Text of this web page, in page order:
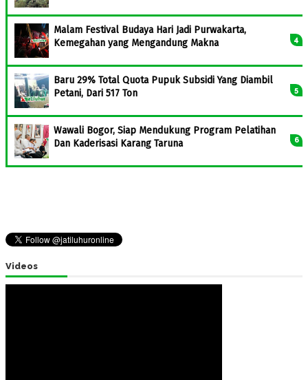
Malam Festival Budaya Hari Jadi Purwakarta,
Kemegahan yang Mengandung Makna
Baru 29% Total Quota Pupuk Subsidi Yang Diambil
Petani, Dari 517 Ton
Wawali Bogor, Siap Mendukung Program Pelatihan
Dan Kaderisasi Karang Taruna
Videos